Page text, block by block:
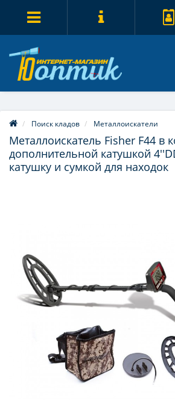
Поиск кладов Металлоискатели
Металлоискатель Fisher F44 в
дополнительной катушкой
катушку и сумкой для находок